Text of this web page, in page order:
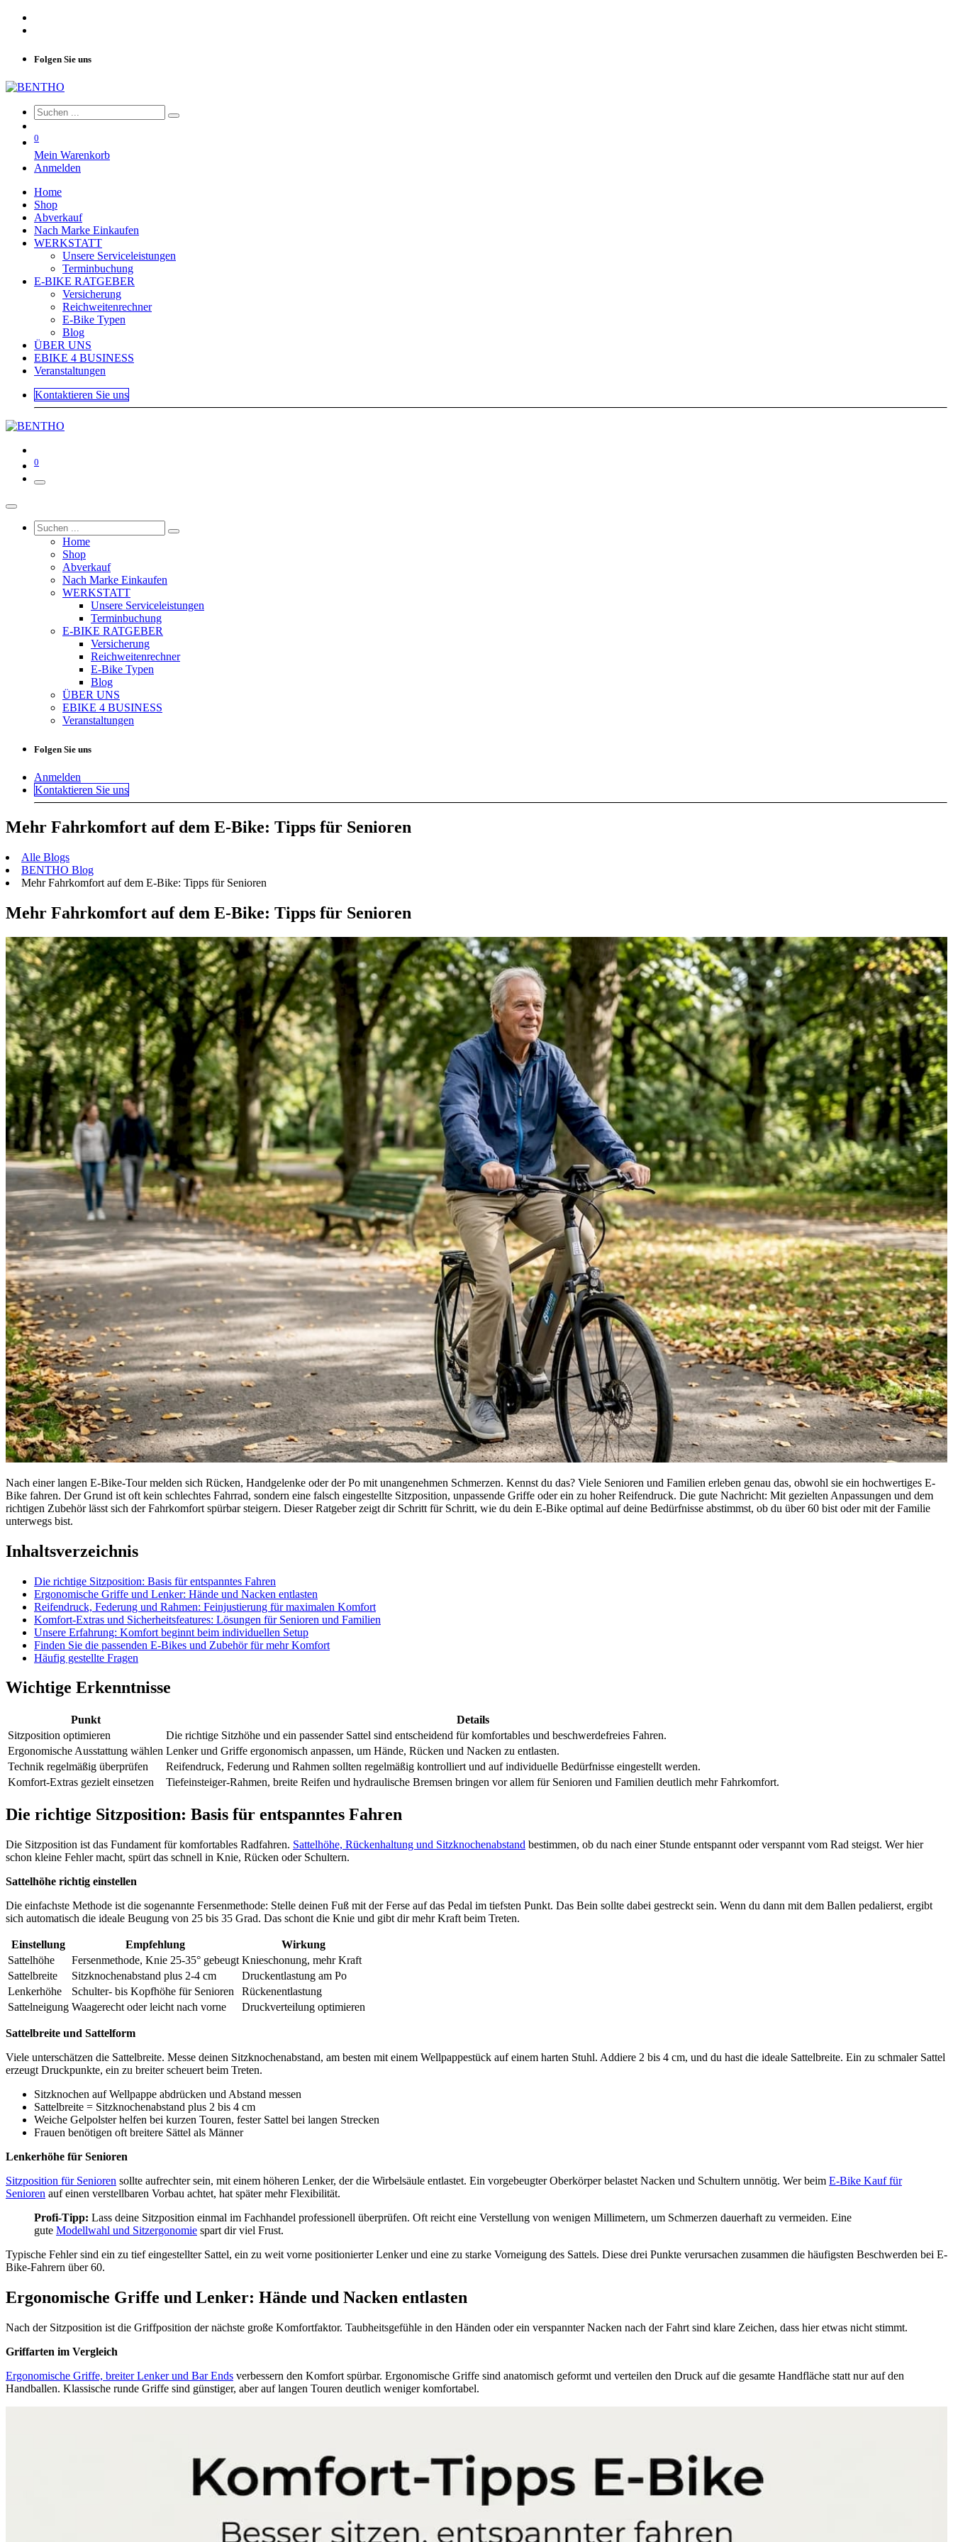
Folgen Sie uns
0
Mein Warenkorb
Anmelden
Home
Shop
Abverkauf
Nach Marke Einkaufen
WERKSTATT
Unsere Serviceleistungen
Terminbuchung
E-BIKE RATGEBER
Versicherung
Reichweitenrechner
E-Bike Typen
Blog
ÜBER UNS
EBIKE 4 BUSINESS
Veranstaltungen
Kontaktieren Sie uns
0
Home
Shop
Abverkauf
Nach Marke Einkaufen
WERKSTATT
Unsere Serviceleistungen
Terminbuchung
E-BIKE RATGEBER
Versicherung
Reichweitenrechner
E-Bike Typen
Blog
ÜBER UNS
EBIKE 4 BUSINESS
Veranstaltungen
Folgen Sie uns
Anmelden
Kontaktieren Sie uns
Mehr Fahrkomfort auf dem E-Bike: Tipps für Senioren
Alle Blogs
BENTHO Blog
Mehr Fahrkomfort auf dem E-Bike: Tipps für Senioren
Mehr Fahrkomfort auf dem E-Bike: Tipps für Senioren
Nach einer langen E-Bike-Tour melden sich Rücken, Handgelenke oder der Po mit unangenehmen Schmerzen. Kennst du das? Viele Senioren und Familien erleben genau das, obwohl sie ein hochwertiges E-
Bike fahren. Der Grund ist oft kein schlechtes Fahrrad, sondern eine falsch eingestellte Sitzposition, unpassende Griffe oder ein zu hoher Reifendruck. Die gute Nachricht: Mit gezielten Anpassungen und dem
richtigen Zubehör lässt sich der Fahrkomfort spürbar steigern. Dieser Ratgeber zeigt dir Schritt für Schritt, wie du dein E-Bike optimal auf deine Bedürfnisse abstimmst, ob du über 60 bist oder mit der Familie
unterwegs bist.
Inhaltsverzeichnis
Die richtige Sitzposition: Basis für entspanntes Fahren
Ergonomische Griffe und Lenker: Hände und Nacken entlasten
Reifendruck, Federung und Rahmen: Feinjustierung für maximalen Komfort
Komfort-Extras und Sicherheitsfeatures: Lösungen für Senioren und Familien
Unsere Erfahrung: Komfort beginnt beim individuellen Setup
Finden Sie die passenden E-Bikes und Zubehör für mehr Komfort
Häufig gestellte Fragen
Wichtige Erkenntnisse
Punkt
Details
Sitzposition optimieren
Die richtige Sitzhöhe und ein passender Sattel sind entscheidend für komfortables und beschwerdefreies Fahren.
Ergonomische Ausstattung wählen Lenker und Griffe ergonomisch anpassen, um Hände, Rücken und Nacken zu entlasten.
Technik regelmäßig überprüfen
Reifendruck, Federung und Rahmen sollten regelmäßig kontrolliert und auf individuelle Bedürfnisse eingestellt werden.
Komfort-Extras gezielt einsetzen
Tiefeinsteiger-Rahmen, breite Reifen und hydraulische Bremsen bringen vor allem für Senioren und Familien deutlich mehr Fahrkomfort.
Die richtige Sitzposition: Basis für entspanntes Fahren
Die Sitzposition ist das Fundament für komfortables Radfahren. Sattelhöhe, Rückenhaltung und Sitzknochenabstand bestimmen, ob du nach einer Stunde entspannt oder verspannt vom Rad steigst. Wer hier
schon kleine Fehler macht, spürt das schnell in Knie, Rücken oder Schultern.
Sattelhöhe richtig einstellen
Die einfachste Methode ist die sogenannte Fersenmethode: Stelle deinen Fuß mit der Ferse auf das Pedal im tiefsten Punkt. Das Bein sollte dabei gestreckt sein. Wenn du dann mit dem Ballen pedalierst, ergibt
sich automatisch die ideale Beugung von 25 bis 35 Grad. Das schont die Knie und gibt dir mehr Kraft beim Treten.
Einstellung Empfehlung
Wirkung
Sattelhöhe
Fersenmethode, Knie 25-35° gebeugt Knieschonung, mehr Kraft
Sattelbreite
Sitzknochenabstand plus 2-4 cm
Druckentlastung am Po
Lenkerhöhe
Schulter- bis Kopfhöhe für Senioren
Rückenentlastung
Sattelneigung Waagerecht oder leicht nach vorne Druckverteilung optimieren
Sattelbreite und Sattelform
Viele unterschätzen die Sattelbreite. Messe deinen Sitzknochenabstand, am besten mit einem Wellpappestück auf einem harten Stuhl. Addiere 2 bis 4 cm, und du hast die ideale Sattelbreite. Ein zu schmaler Sattel
erzeugt Druckpunkte, ein zu breiter scheuert beim Treten.
Sitzknochen auf Wellpappe abdrücken und Abstand messen
Sattelbreite = Sitzknochenabstand plus 2 bis 4 cm
Weiche Gelpolster helfen bei kurzen Touren, fester Sattel bei langen Strecken
Frauen benötigen oft breitere Sättel als Männer
Lenkerhöhe für Senioren
Sitzposition für Senioren sollte aufrechter sein, mit einem höheren Lenker, der die Wirbelsäule entlastet. Ein vorgebeugter Oberkörper belastet Nacken und Schultern unnötig. Wer beim E-Bike Kauf für
Senioren auf einen verstellbaren Vorbau achtet, hat später mehr Flexibilität.
Profi-Tipp: Lass deine Sitzposition einmal im Fachhandel professionell überprüfen. Oft reicht eine Verstellung von wenigen Millimetern, um Schmerzen dauerhaft zu vermeiden. Eine
gute Modellwahl und Sitzergonomie spart dir viel Frust.
Typische Fehler sind ein zu tief eingestellter Sattel, ein zu weit vorne positionierter Lenker und eine zu starke Vorneigung des Sattels. Diese drei Punkte verursachen zusammen die häufigsten Beschwerden bei E-
Bike-Fahrern über 60.
Ergonomische Griffe und Lenker: Hände und Nacken entlasten
Nach der Sitzposition ist die Griffposition der nächste große Komfortfaktor. Taubheitsgefühle in den Händen oder ein verspannter Nacken nach der Fahrt sind klare Zeichen, dass hier etwas nicht stimmt.
Griffarten im Vergleich
Ergonomische Griffe, breiter Lenker und Bar Ends verbessern den Komfort spürbar. Ergonomische Griffe sind anatomisch geformt und verteilen den Druck auf die gesamte Handfläche statt nur auf den
Handballen. Klassische runde Griffe sind günstiger, aber auf langen Touren deutlich weniger komfortabel.